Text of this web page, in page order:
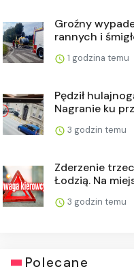
Groźny
rannych i
1 godzina temu
Pędził
Nagranie ku
3 godzin temu
Zderzenie
Łodzią. Na
3 godzin temu
Polecane